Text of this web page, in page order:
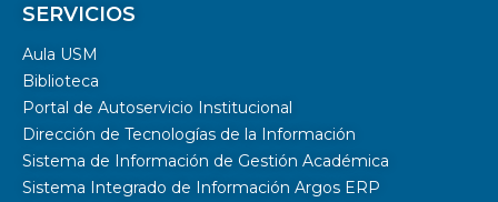
SERVICIOS
Aula USM
Biblioteca
Portal de Autoservicio Institucional
Dirección de Tecnologías de la Información
Sistema de Información de Gestión Académica
Sistema Integrado de Información Argos ERP